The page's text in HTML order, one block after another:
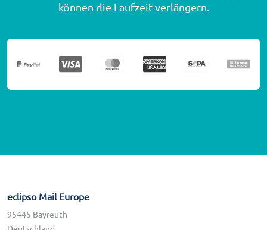
können die Laufzeit verlängern.
eclipso Mail Europe
95445 Bayreuth